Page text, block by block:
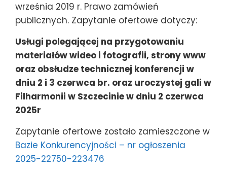
września 2019 r. Prawo zamówień
publicznych. Zapytanie ofertowe dotyczy:
Usługi polegającej na przygotowaniu
materiałów wideo i fotografii, strony www
oraz obsłudze technicznej konferencji w
dniu 2 i 3 czerwca br. oraz uroczystej gali w
Filharmonii w Szczecinie w dniu 2 czerwca
2025r
Zapytanie ofertowe zostało zamieszczone w
Bazie Konkurencyjności – nr ogłoszenia
2025-22750-223476